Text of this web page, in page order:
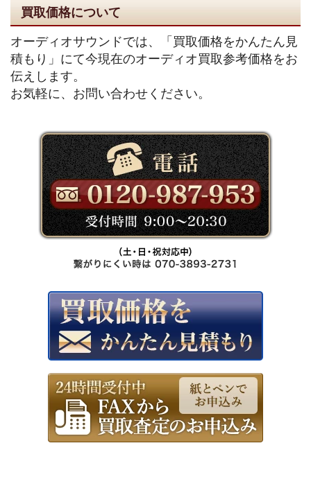
買取価格について
オーディオサウンドでは、「買取価格をかんたん見
積もり」にて今現在のオーディオ買取参考価格をお
伝えします。
お気軽に、お問い合わせください。